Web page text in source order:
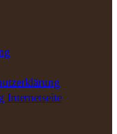
Internetseite